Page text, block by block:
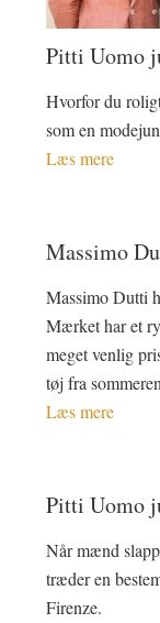
Pitti Uomo
Hvorfor du
som en
Læs mere
Massimo
Massimo Dutti
Mærket har et
meget venlig
tøj fra
Læs mere
Pitti Uomo
Når mænd
træder en
Firenze.